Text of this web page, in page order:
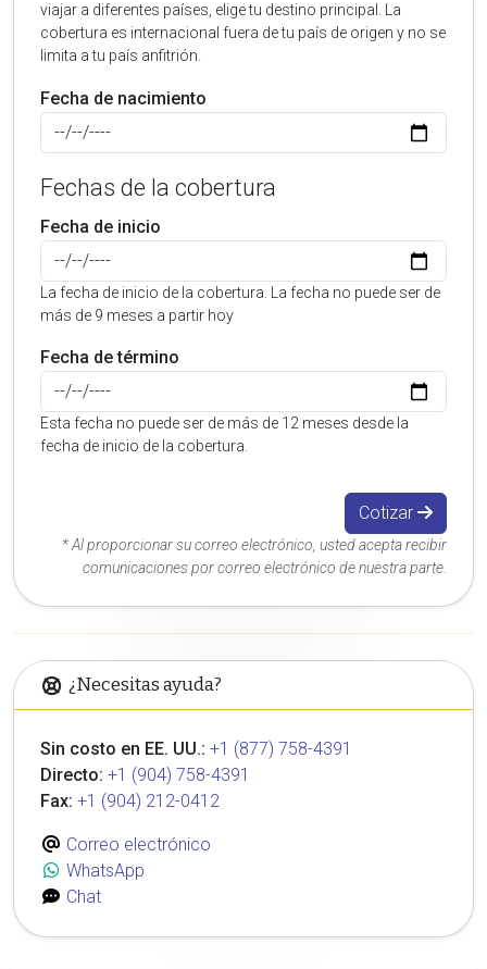
viajar a diferentes países, elige tu destino principal. La
cobertura es internacional fuera de tu país de origen y no se
limita a tu país anfitrión.
Fecha de nacimiento
Fechas de la cobertura
Fecha de inicio
La fecha de inicio de la cobertura. La fecha no puede ser de
más de 9 meses a partir hoy
Fecha de término
Esta fecha no puede ser de más de 12 meses desde la
fecha de inicio de la cobertura.
Cotizar
* Al proporcionar su correo electrónico, usted acepta recibir
comunicaciones por correo electrónico de nuestra parte.
¿Necesitas ayuda?
Sin costo en EE. UU.: +1 (877) 758-4391
Directo: +1 (904) 758-4391
Fax: +1 (904) 212-0412
Correo electrónico
WhatsApp
Chat